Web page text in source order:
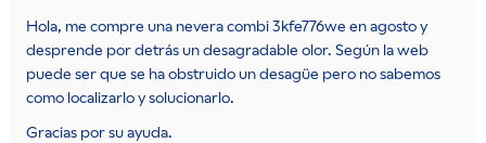
Hola, me compre una nevera combi 3kfe776we en agosto y
desprende por detrás un desagradable olor. Según la web
puede ser que se ha obstruido un desagüe pero no sabemos
como localizarlo y solucionarlo.
Gracias por su ayuda.